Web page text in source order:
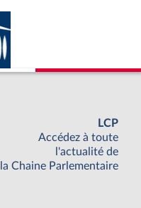
LCP
Accédez à toute
l'actualité de
la Chaine Parlementaire